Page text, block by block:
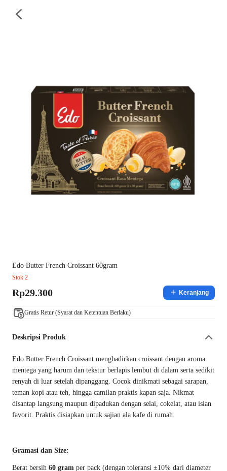
Edo Butter French Croissant 60gram
Stok 2
Rp29.300 Keranjang
Gratis Retur (Syarat dan Ketentuan Berlaku)
Deskripsi Produk
Edo Butter French Croissant menghadirkan croissant dengan aroma
mentega yang harum dan tekstur berlapis lembut di dalam serta sedikit
renyah di luar setelah dipanggang. Cocok dinikmati sebagai sarapan,
teman kopi atau teh, hingga camilan praktis kapan saja. Nikmat
disantap langsung maupun dipadukan dengan selai, cokelat, atau isian
favorit. Praktis disiapkan untuk sajian ala kafe di rumah.
Gramasi dan Size:
Berat bersih 60 gram per pack (dengan toleransi ±10% dari diameter